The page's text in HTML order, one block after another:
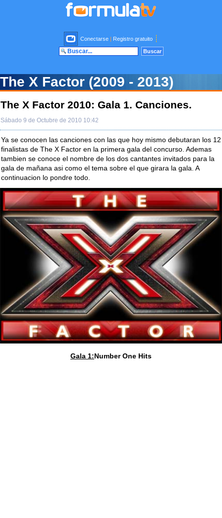
Conectarse | Registro gratuito
The X Factor (2009 - 2013)
The X Factor 2010: Gala 1. Canciones.
Sábado 9 de Octubre de 2010 10:42
Ya se conocen las canciones con las que hoy mismo debutaran los 12
finalistas de The X Factor en la primera gala del concurso. Ademas
tambien se conoce el nombre de los dos cantantes invitados para la
gala de mañana asi como el tema sobre el que girara la gala. A
continuacion lo pondre todo.
Gala 1:Number One Hits